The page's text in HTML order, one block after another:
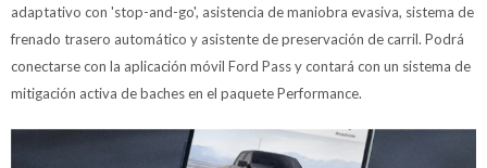
adaptativo con 'stop-and-go', asistencia de maniobra evasiva, sistema de
frenado trasero automático y asistente de preservación de carril. Podrá
conectarse con la aplicación móvil Ford Pass y contará con un sistema de
mitigación activa de baches en el paquete Performance.